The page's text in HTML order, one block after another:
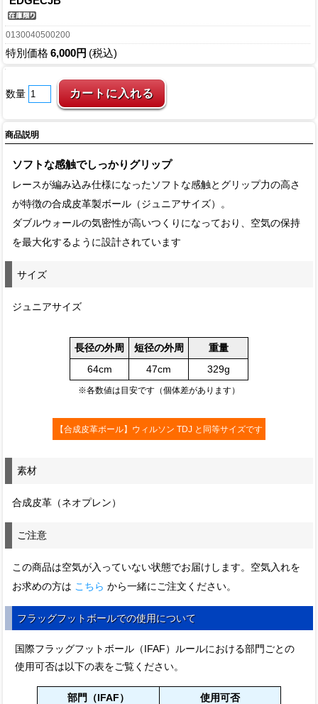
0130040500200
特別価格 6,000円 (税込)
数量
商品説明
ソフトな感触でしっかりグリップ
レースが編み込み仕様になったソフトな感触とグリップ力の高さ
が特徴の合成皮革製ボール（ジュニアサイズ）。
ダブルウォールの気密性が高いつくりになっており、空気の保持
を最大化するように設計されています
サイズ
ジュニアサイズ
長径の外周 短径の外周
重量
64cm
47cm 329g
※各数値は目安です（個体差があります）
【合成皮革ボール】ウィルソン TDJ と同等サイズです
素材
合成皮革（ネオプレン）
ご注意
この商品は空気が入っていない状態でお届けします。空気入れを
お求めの方は こちら から一緒にご注文ください。
フラッグフットボールでの使用について
国際フラッグフットボール（IFAF）ルールにおける部門ごとの
使用可否は以下の表をご覧ください。
部門（IFAF）
使用可否